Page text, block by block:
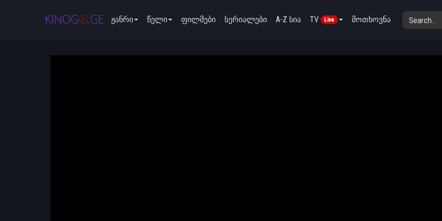
ჟანრი წელი ფილმები სერიალები A-Z სია TV Live მოთხოვნა